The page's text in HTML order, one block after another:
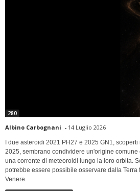
280
Albino Carbognani - 14 Luglio 2026
I due asteroidi 2021 PH27 e 2025 GN1,
2025, sembrano condividere un'origine
una corrente di meteoroidi lungo la loro orbita.
potrebbe essere possibile osservare dalla Terra
Venere.